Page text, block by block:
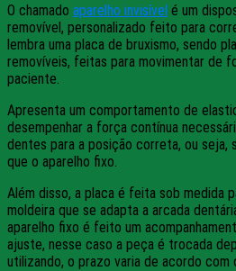
O chamado aparelho invisível é um
removível, personalizado feito para
lembra uma placa de bruxismo, sendo
removíveis, feitas para movimentar de
paciente.
Apresenta um comportamento de
desempenhar a força contínua
dentes para a posição correta, ou seja,
que o aparelho fixo.
Além disso, a placa é feita sob medida
moldeira que se adapta a arcada
aparelho fixo é feito um
ajuste, nesse caso a peça é trocada
utilizando, o prazo varia de acordo com